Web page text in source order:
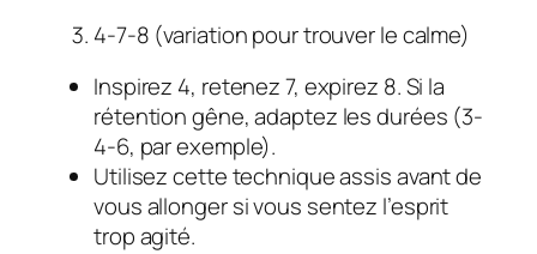
4-7-8 (variation pour trouver le calme)
Inspirez 4, retenez 7, expirez 8. Si la
rétention gêne, adaptez les durées (3-
4-6, par exemple).
Utilisez cette technique assis avant de
vous allonger si vous sentez l’esprit
trop agité.